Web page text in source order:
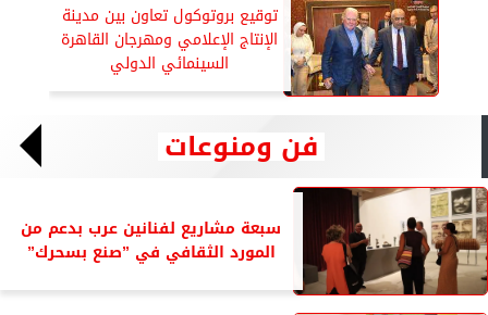
توقيع بروتوكول تعاون بين مدينة
الإنتاج الإعلامي ومهرجان القاهرة
السينمائي الدولي
فن ومنوعات
سبعة مشاريع لفنانين عرب بدعم من
المورد الثقافي في ”صنع بسحرك”